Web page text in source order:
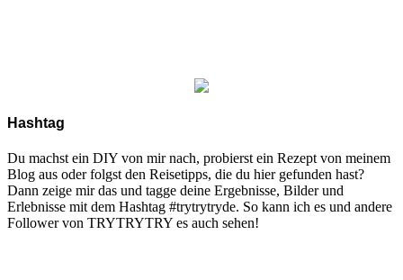
Hashtag
Du machst ein DIY von mir nach, probierst ein Rezept von meinem
Blog aus oder folgst den Reisetipps, die du hier gefunden hast?
Dann zeige mir das und tagge deine Ergebnisse, Bilder und
Erlebnisse mit dem Hashtag #trytrytryde. So kann ich es und andere
Follower von TRYTRYTRY es auch sehen!